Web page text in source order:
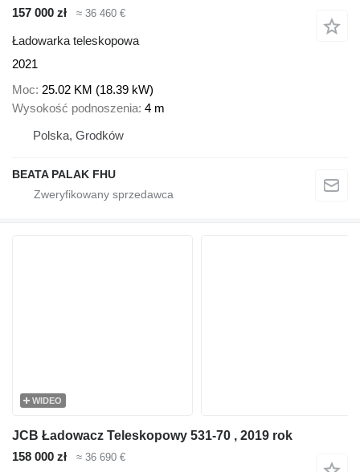
157 000 zł
≈ 36 460 €
Ładowarka teleskopowa
2021
Moc 25.02 KM (18.39 kW)
Wysokość podnoszenia 4 m
Polska, Grodków
BEATA PALAK FHU
WIDEO
JCB Ładowacz Teleskopowy 531-70 , 2019 rok
158 000 zł
≈ 36 690 €